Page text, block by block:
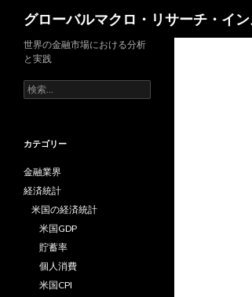
グローバルマクロ・リサーチ・イ
世界の金融市場における分析
と実践
検
索:
カテゴリー
金融業界
経済統計
米国の経済統計
米国GDP
貯蓄率
個人消費
米国CPI